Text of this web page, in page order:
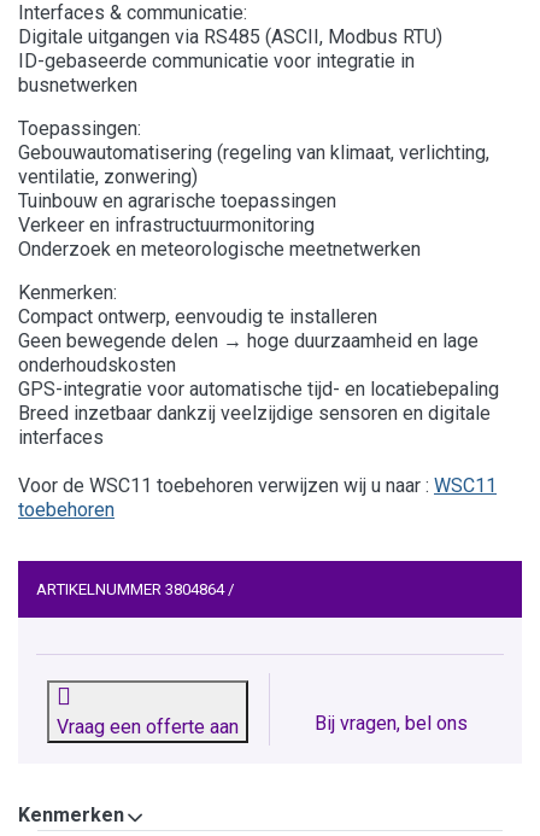
Interfaces & communicatie:
Digitale uitgangen via RS485 (ASCII, Modbus RTU)
ID-gebaseerde communicatie voor integratie in
busnetwerken
Toepassingen:
Gebouwautomatisering (regeling van klimaat, verlichting,
ventilatie, zonwering)
Tuinbouw en agrarische toepassingen
Verkeer en infrastructuurmonitoring
Onderzoek en meteorologische meetnetwerken
Kenmerken:
Compact ontwerp, eenvoudig te installeren
Geen bewegende delen → hoge duurzaamheid en lage
onderhoudskosten
GPS-integratie voor automatische tijd- en locatiebepaling
Breed inzetbaar dankzij veelzijdige sensoren en digitale
interfaces
Voor de WSC11 toebehoren verwijzen wij u naar : WSC11
toebehoren
ARTIKELNUMMER 3804864 /
Vraag een offerte aan Bij vragen, bel ons
Kenmerken